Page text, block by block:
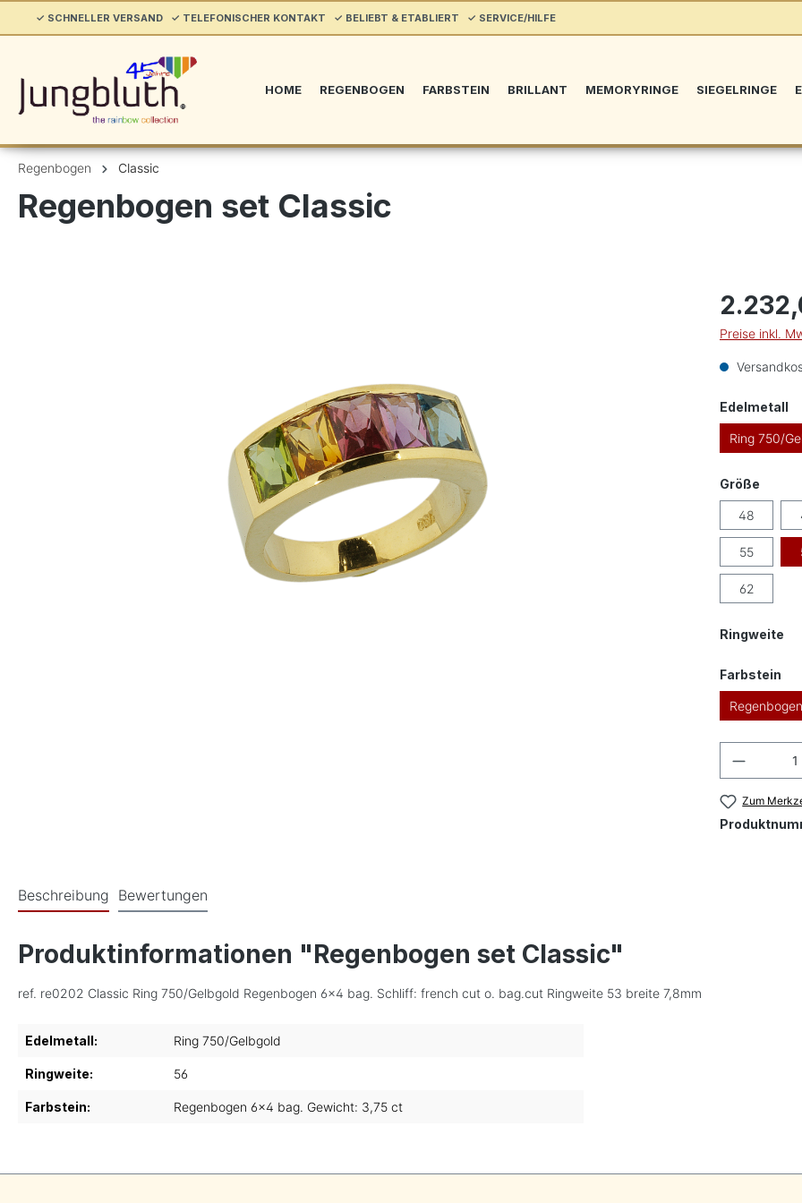
Zur Hauptnavigation springen
✓ SCHNELLER VERSAND ✓ TELEFONISCHER KONTAKT ✓ BELIEBT & ETABLIERT ✓ SERVICE/HILFE
HOME REGENBOGEN FARBSTEIN BRILLANT MEMORYRINGE SIEGELRINGE
Regenbogen Classic
Regenbogen set Classic
Preise inkl.
Edelmetall
Ring 750/
Größe
48
55
62
Ringweite
Farbstein
Zum
Beschreibung Bewertungen
Produktinformationen "Regenbogen set Classic"
ref. re0202 Classic Ring 750/Gelbgold Regenbogen 6x4 bag. Schliff: french cut o. bag.cut Ringweite 53 breite 7,8mm
Edelmetall: Ring 750/Gelbgold
Ringweite: 56
Farbstein: Regenbogen 6x4 bag. Gewicht: 3,75 ct